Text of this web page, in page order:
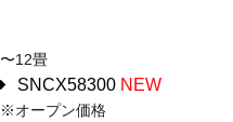
〜12畳
SNCX58300 NEW
※オープン価格